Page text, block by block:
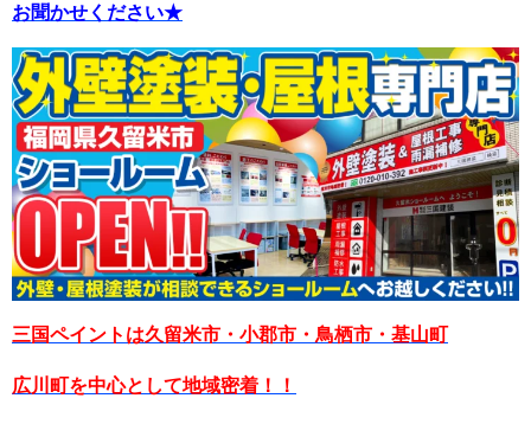
お聞かせください★
三国ペイントは久留米市・小郡市・鳥栖市・基山町
広川町を中心として地域密着！！